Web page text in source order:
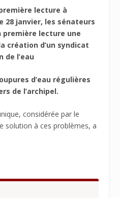
lecture à
28 janvier, les sénateurs
lecture une
création d’un syndicat
de l’eau
d’eau régulières
de l’archipel.
considérée par le
solution à ces problèmes, a